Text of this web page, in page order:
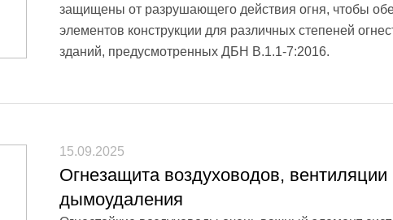
защищены от разрушающего действия огня, чтобы
элементов конструкции для различных степеней
зданий, предусмотренных ДБН В.1.1-7:2016.
15.09.2025
Огнезащита воздуховодов, вентиляции
дымоудаления